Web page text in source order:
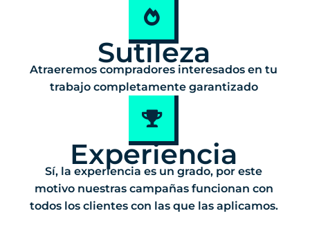
Sutileza
Atraeremos compradores interesados en tu
trabajo completamente garantizado
Experiencia
Sí, la experiencia es un grado, por este
motivo nuestras campañas funcionan con
todos los clientes con las que las aplicamos.